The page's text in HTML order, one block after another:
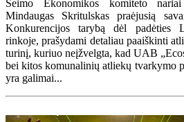
Seimo Ekonomikos komiteto
Mindaugas Skritulskas praėjusią
Konkurencijos tarybą dėl padėties
rinkoje, prašydami detaliau paaiškinti
turinį, kuriuo neįžvelgta, kad UAB
bei kitos komunalinių atliekų tvarkymo
yra galimai...